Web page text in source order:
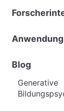
Blog